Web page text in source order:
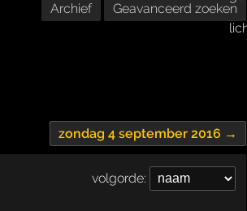
Archief
Geavanceerd zoeken
zondag 4 september 2016 →
volgorde: